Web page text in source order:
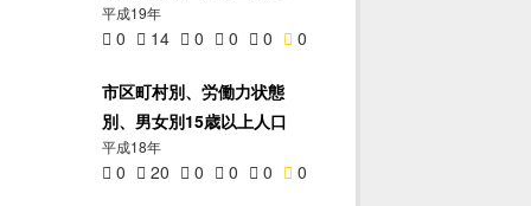
平成19年
0 14 0 0 0 0
市区町村別、労働力状態
別、男女別15歳以上人口
平成18年
0 20 0 0 0 0